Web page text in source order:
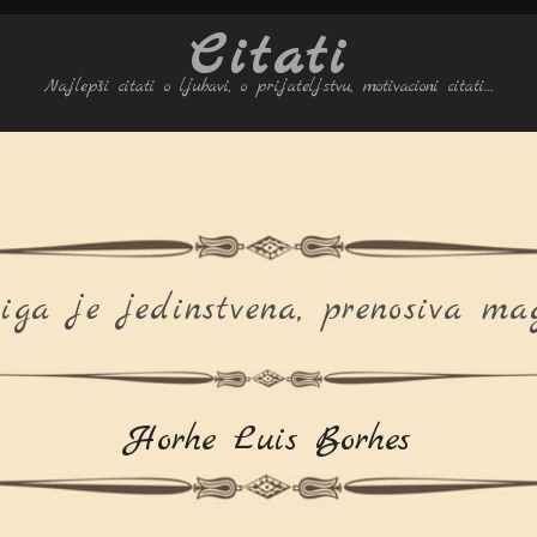
Citati
Najlepši citati o ljubavi, o prijateljstvu, motivacioni citati…
je jedinstvena, prenosiva
Horhe Luis Borhes